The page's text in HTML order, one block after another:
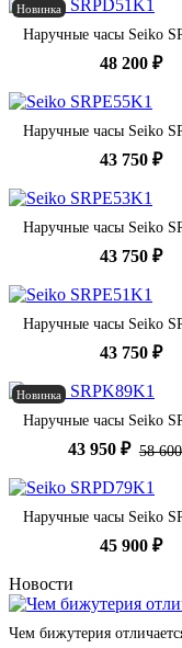
Новинка
Наручные часы Seiko
48 200 ₽
Наручные часы Seiko
43 750 ₽
Наручные часы Seiko
43 750 ₽
Наручные часы Seiko
43 750 ₽
Новинка
Наручные часы Seiko
43 950 ₽ 58
Наручные часы Seiko
45 900 ₽
Новости
Чем бижутерия